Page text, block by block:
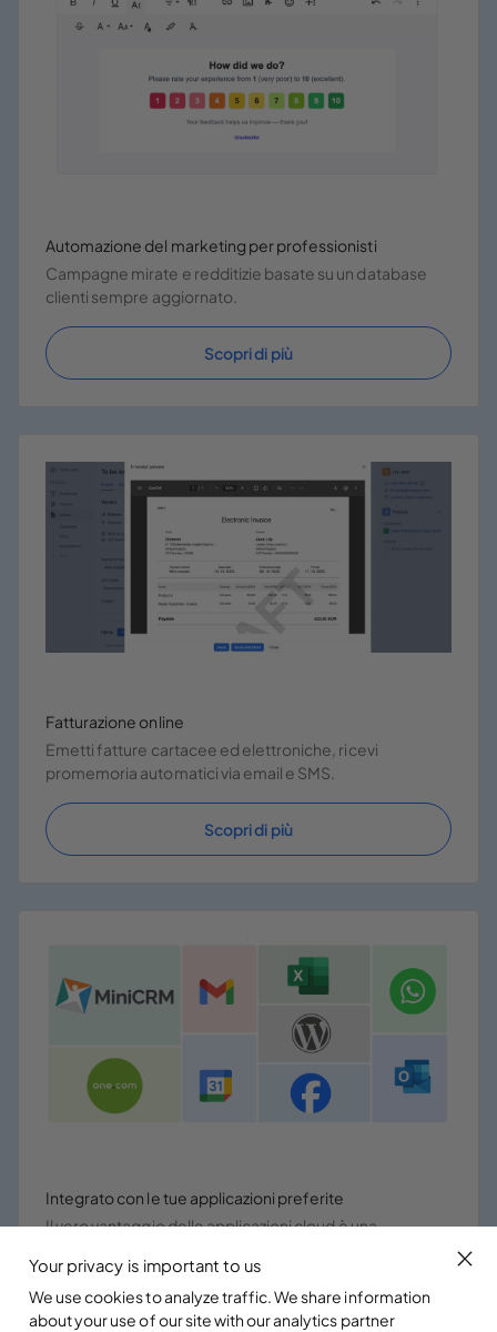
Automazione del marketing per professionisti
Campagne mirate e redditizie basate su un database
clienti sempre aggiornato.
Scopri di più
Fatturazione online
Emetti fatture cartacee ed elettroniche, ricevi
promemoria automatici via email e SMS.
Scopri di più
Integrato con le tue applicazioni preferite
Il vero vantaggio delle applicazioni cloud è una
Scopri di più
Your privacy is important to us
We use cookies to analyze traffic. We share information
about your use of our site with our analytics partner